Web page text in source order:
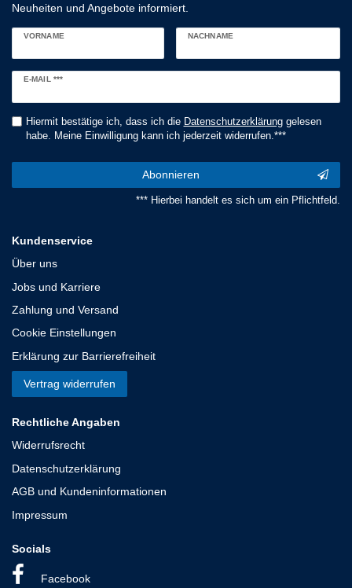
Neuheiten und Angebote informiert.
VORNAME NACHNAME
E-MAIL ***
Newsletter
Hiermit bestätige ich, dass ich die Daten­schutz­erklärunggelesen
habe. Meine Einwilligung kann ich jederzeit widerrufen.***
Abonnieren
*** Hierbei handelt es sich um ein Pflichtfeld.
Kundenservice
Über uns
Jobs und Karriere
Zahlung und Versand
Cookie Einstellungen
Erklärung zur Barrierefreiheit
Vertrag widerrufen
Rechtliche Angaben
Widerrufsrecht
Datenschutzerklärung
AGB und Kundeninformationen
Impressum
Socials
Facebook